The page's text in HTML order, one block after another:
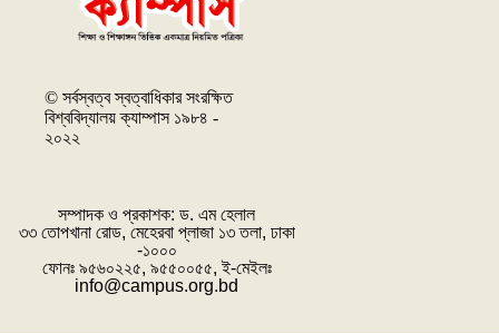
© সর্বস্বত্ব স্বত্বাধিকার সংরক্ষিত
বিশ্ববিদ্যালয় ক্যাম্পাস ১৯৮৪ -
২০২২
সম্পাদক ও প্রকাশক: ‌ড. এম হেলাল
৩৩ তোপখানা রোড, মেহেরবা প্লাজা ১৩ তলা, ঢাকা
-১০০০
ফোনঃ ৯৫৬০২২৫, ৯৫৫০০৫৫, ই-মেইলঃ
info@campus.org.bd